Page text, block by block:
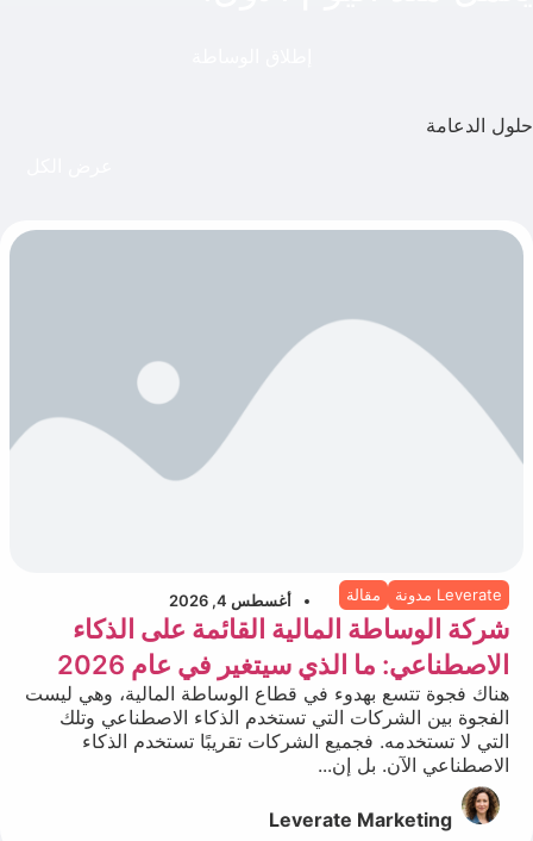
حلول الدعامة
Leverate مدونة مقالة أغسطس 4, 2026
شركة الوساطة المالية القائمة على الذكاء
الاصطناعي: ما الذي سيتغير في عام 2026
هناك فجوة تتسع بهدوء في قطاع الوساطة المالية، وهي ليست
الفجوة بين الشركات التي تستخدم الذكاء الاصطناعي وتلك
التي لا تستخدمه. فجميع الشركات تقريبًا تستخدم الذكاء
الاصطناعي الآن. بل إن...
Leverate Marketing